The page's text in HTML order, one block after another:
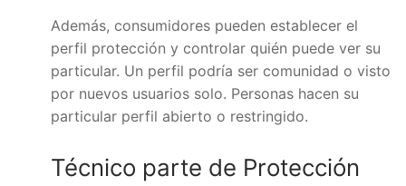
Además, consumidores pueden establecer el
perfil protección y controlar quién puede ver su
particular. Un perfil podría ser comunidad o visto
por nuevos usuarios solo. Personas hacen su
particular perfil abierto o restringido.
Técnico parte de Protección